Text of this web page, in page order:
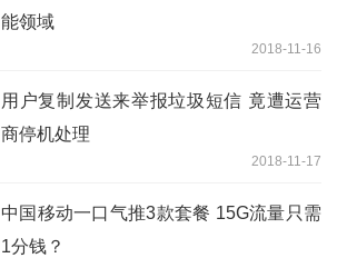
能领域
2018-11-16
用户复制发送来举报垃圾短信 竟遭运营
商停机处理
2018-11-17
中国移动一口气推3款套餐 15G流量只需
1分钱？